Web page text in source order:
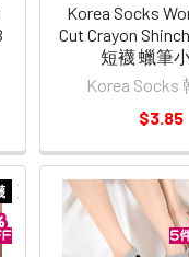
Korea Socks
Cut Crayon
短襪 蠟筆
Korea Socks
$3.85